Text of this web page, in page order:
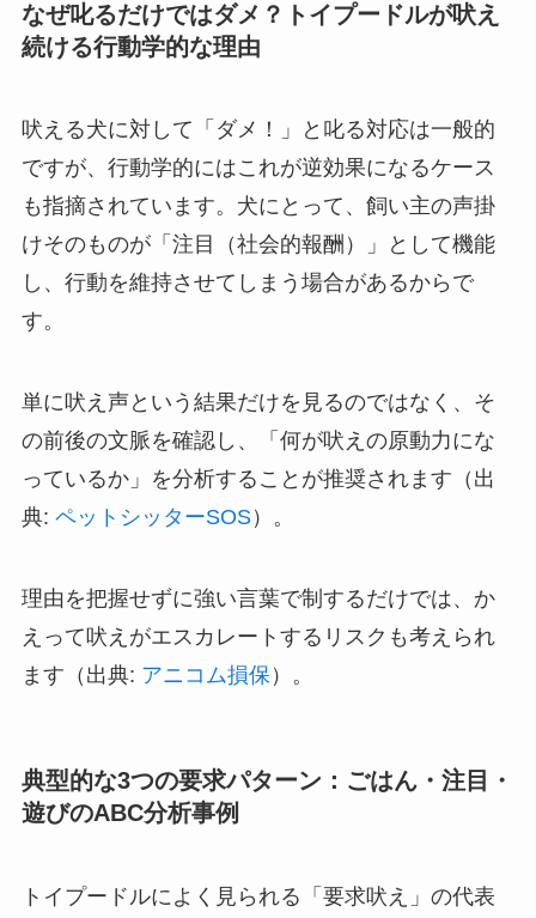
なぜ叱るだけではダメ？トイプードルが吠え
続ける行動学的な理由
吠える犬に対して「ダメ！」と叱る対応は一般的
ですが、行動学的にはこれが逆効果になるケース
も指摘されています。犬にとって、飼い主の声掛
けそのものが「注目（社会的報酬）」として機能
し、行動を維持させてしまう場合があるからで
す。
単に吠え声という結果だけを見るのではなく、そ
の前後の文脈を確認し、「何が吠えの原動力にな
っているか」を分析することが推奨されます（出
典: ペットシッターSOS）。
理由を把握せずに強い言葉で制するだけでは、か
えって吠えがエスカレートするリスクも考えられ
ます（出典: アニコム損保 ）。
典型的な3つの要求パターン：ごはん・注目・
遊びのABC分析事例
トイプードルによく見られる「要求吠え」の代表